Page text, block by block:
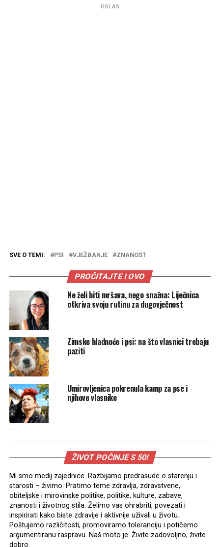
OGLAS
SVE O TEMI: PSI VJEŽBANJE ZNANOST
PROČITAJTE I OVO
Ne želi biti mršava, nego snažna: Liječnica
otkriva svoju rutinu za dugovječnost
Zimske hladnoće i psi: na što vlasnici trebaju
paziti
Umirovljenica pokrenula kamp za pse i
njihove vlasnike
.
ŽIVOT POČINJE S 50!
Mi smo medij zajednice. Razbijamo predrasude o starenju i
starosti – živimo. Pratimo teme zdravlja, zdravstvene,
obiteljske i mirovinske politike, politike, kulture, zabave,
znanosti i životnog stila. Želimo vas ohrabriti, povezati i
inspirirati kako biste zdravije i aktivnije uživali u životu.
Poštujemo različitosti, promoviramo toleranciju i potičemo
argumentiranu raspravu. Naš moto je: Živite zadovoljno, živite
dobro.